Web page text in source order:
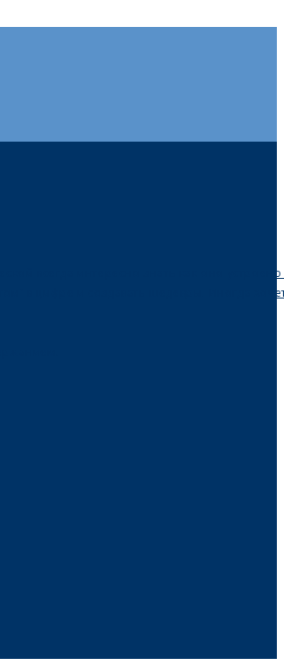
всегда интересно знать как оно
в цифре и создавать шедевры. Иногда